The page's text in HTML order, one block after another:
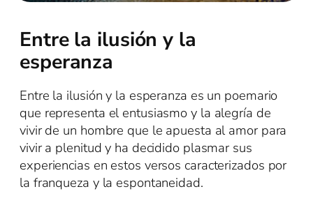
Entre la ilusión y la
esperanza
Entre la ilusión y la esperanza es un poemario
que representa el entusiasmo y la alegría de
vivir de un hombre que le apuesta al amor para
vivir a plenitud y ha decidido plasmar sus
experiencias en estos versos caracterizados por
la franqueza y la espontaneidad.